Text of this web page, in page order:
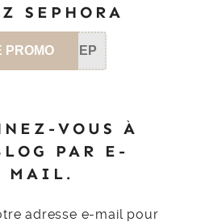
SEPHORA
PROMO SEP
VOUS À
PAR E-
MAIL.
adresse e-mail pour